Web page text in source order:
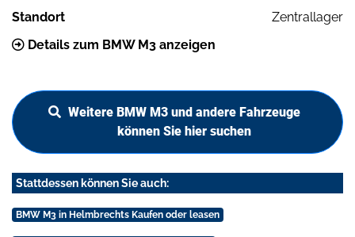
Standort
Zentrallager
Details zum BMW M3 anzeigen
Weitere BMW M3 und andere Fahrzeuge
können Sie hier suchen
Stattdessen können Sie auch:
BMW M3 in Helmbrechts Kaufen oder leasen